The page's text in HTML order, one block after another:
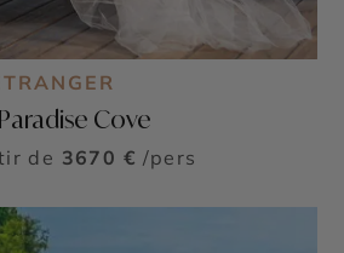
Cove
de 3670 € /pers